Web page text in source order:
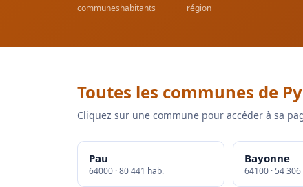
communeshabitants région
Toutes les communes de
Cliquez sur une commune pour accéder à sa
Pau
64000 · 80 441 hab.
Bayonne
64100 · 54